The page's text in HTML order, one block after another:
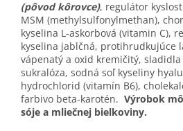
(pôvod kôrovce), regulátor
MSM (methylsulfonylmethan),
kyselina L-askorbová (vitamin C),
kyselina jablčná, protihrudkujúce
vápenatý a oxid kremičitý, sladidla
sukralóza, sodná soľ kyseliny
hydrochlorid (vitamín B6),
farbivo beta-karotén. Výrobok
sóje a mliečnej bielkoviny.